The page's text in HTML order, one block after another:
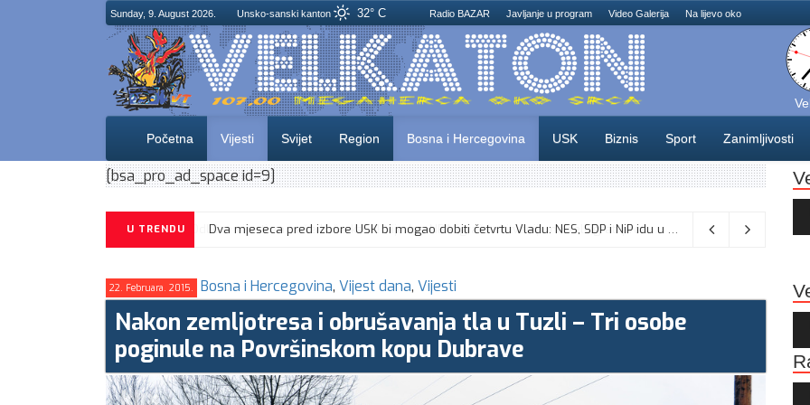
Sunday, 9. August 2026. Unsko-sanski kanton 32° C Radio BAZAR Javljanje u program Video Galerija Na lijevo oko
Početna Vijesti Svijet Region Bosna i Hercegovina USK Biznis Sport Zanimljivosti
[bsa_pro_ad_space id=9]
U TRENDU Dva mjeseca pred izbore USK bi mogao dobiti četvrtu Vladu: NES, SDP i NiP idu u opoziciju, sjednica u ponedjeljak?
Odlične vijesti za naše košarkaše! Nijedan NBA igrač iz Litvanije ne želi igrati protiv BiH 08/08/2026
22. Februara. 2015. Bosna i Hercegovina, Vijest dana, Vijesti
Nakon zemljotresa i obrušavanja tla u Tuzli – Tri osobe
poginule na Površinskom kopu Dubrave